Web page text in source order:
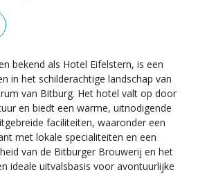
bekend als Hotel Eifelstern, is een
in het schilderachtige landschap van
van Bitburg. Het hotel valt op door
en biedt een warme, uitnodigende
faciliteiten, waaronder een
met lokale specialiteiten en een
van de Bitburger Brouwerij en het
ideale uitvalsbasis voor avontuurlijke